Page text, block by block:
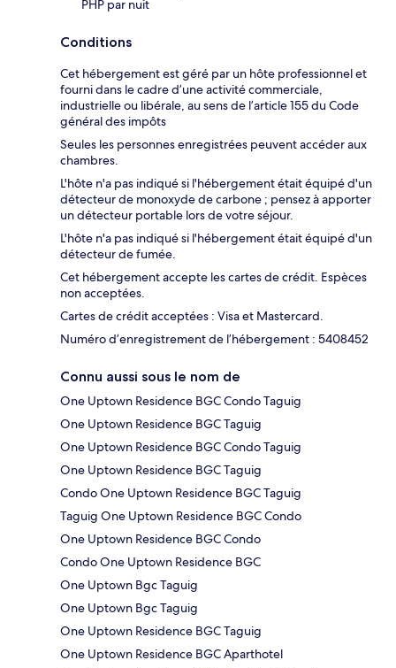
PHP par nuit
Conditions
Cet hébergement est géré par un hôte professionnel et
fourni dans le cadre d’une activité commerciale,
industrielle ou libérale, au sens de l’article 155 du Code
général des impôts
Seules les personnes enregistrées peuvent accéder aux
chambres.
L'hôte n'a pas indiqué si l'hébergement était équipé d'un
détecteur de monoxyde de carbone ; pensez à apporter
un détecteur portable lors de votre séjour.
L'hôte n'a pas indiqué si l'hébergement était équipé d'un
détecteur de fumée.
Cet hébergement accepte les cartes de crédit. Espèces
non acceptées.
Cartes de crédit acceptées : Visa et Mastercard.
Numéro d’enregistrement de l’hébergement : 5408452
Connu aussi sous le nom de
One Uptown Residence BGC Condo Taguig
One Uptown Residence BGC Taguig
One Uptown Residence BGC Condo Taguig
One Uptown Residence BGC Taguig
Condo One Uptown Residence BGC Taguig
Taguig One Uptown Residence BGC Condo
One Uptown Residence BGC Condo
Condo One Uptown Residence BGC
One Uptown Bgc Taguig
One Uptown Bgc Taguig
One Uptown Residence BGC Taguig
One Uptown Residence BGC Aparthotel